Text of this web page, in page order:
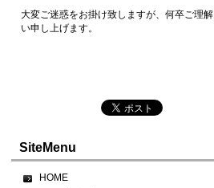
大変ご迷惑をお掛け致しますが、何卒ご理
い申し上げます。
SiteMenu
HOME